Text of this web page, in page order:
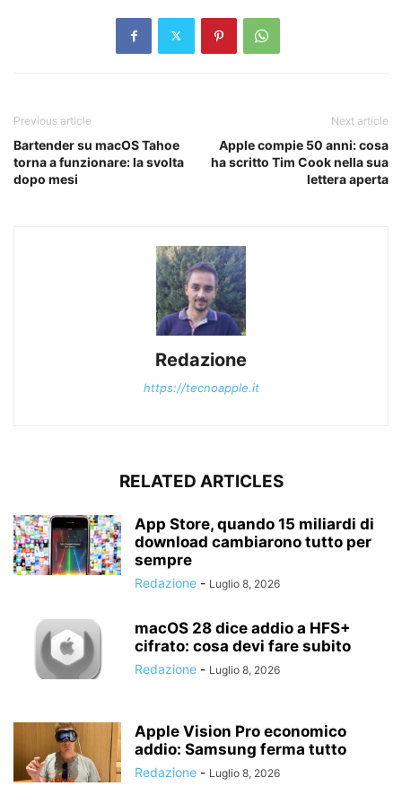
Previous article
Bartender su macOS Tahoe
torna a funzionare: la svolta
dopo mesi
Next article
Apple compie 50 anni: cosa
ha scritto Tim Cook nella sua
lettera aperta
Redazione
https://tecnoapple.it
RELATED ARTICLES
App Store, quando 15 miliardi di
download cambiarono tutto per
sempre
Redazione - Luglio 8, 2026
macOS 28 dice addio a HFS+
cifrato: cosa devi fare subito
Redazione - Luglio 8, 2026
Apple Vision Pro economico
addio: Samsung ferma tutto
Redazione - Luglio 8, 2026